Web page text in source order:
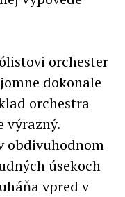
orchester
dokonale
orchestra
výrazný.
obdivuhodnom
úsekoch
vpred v